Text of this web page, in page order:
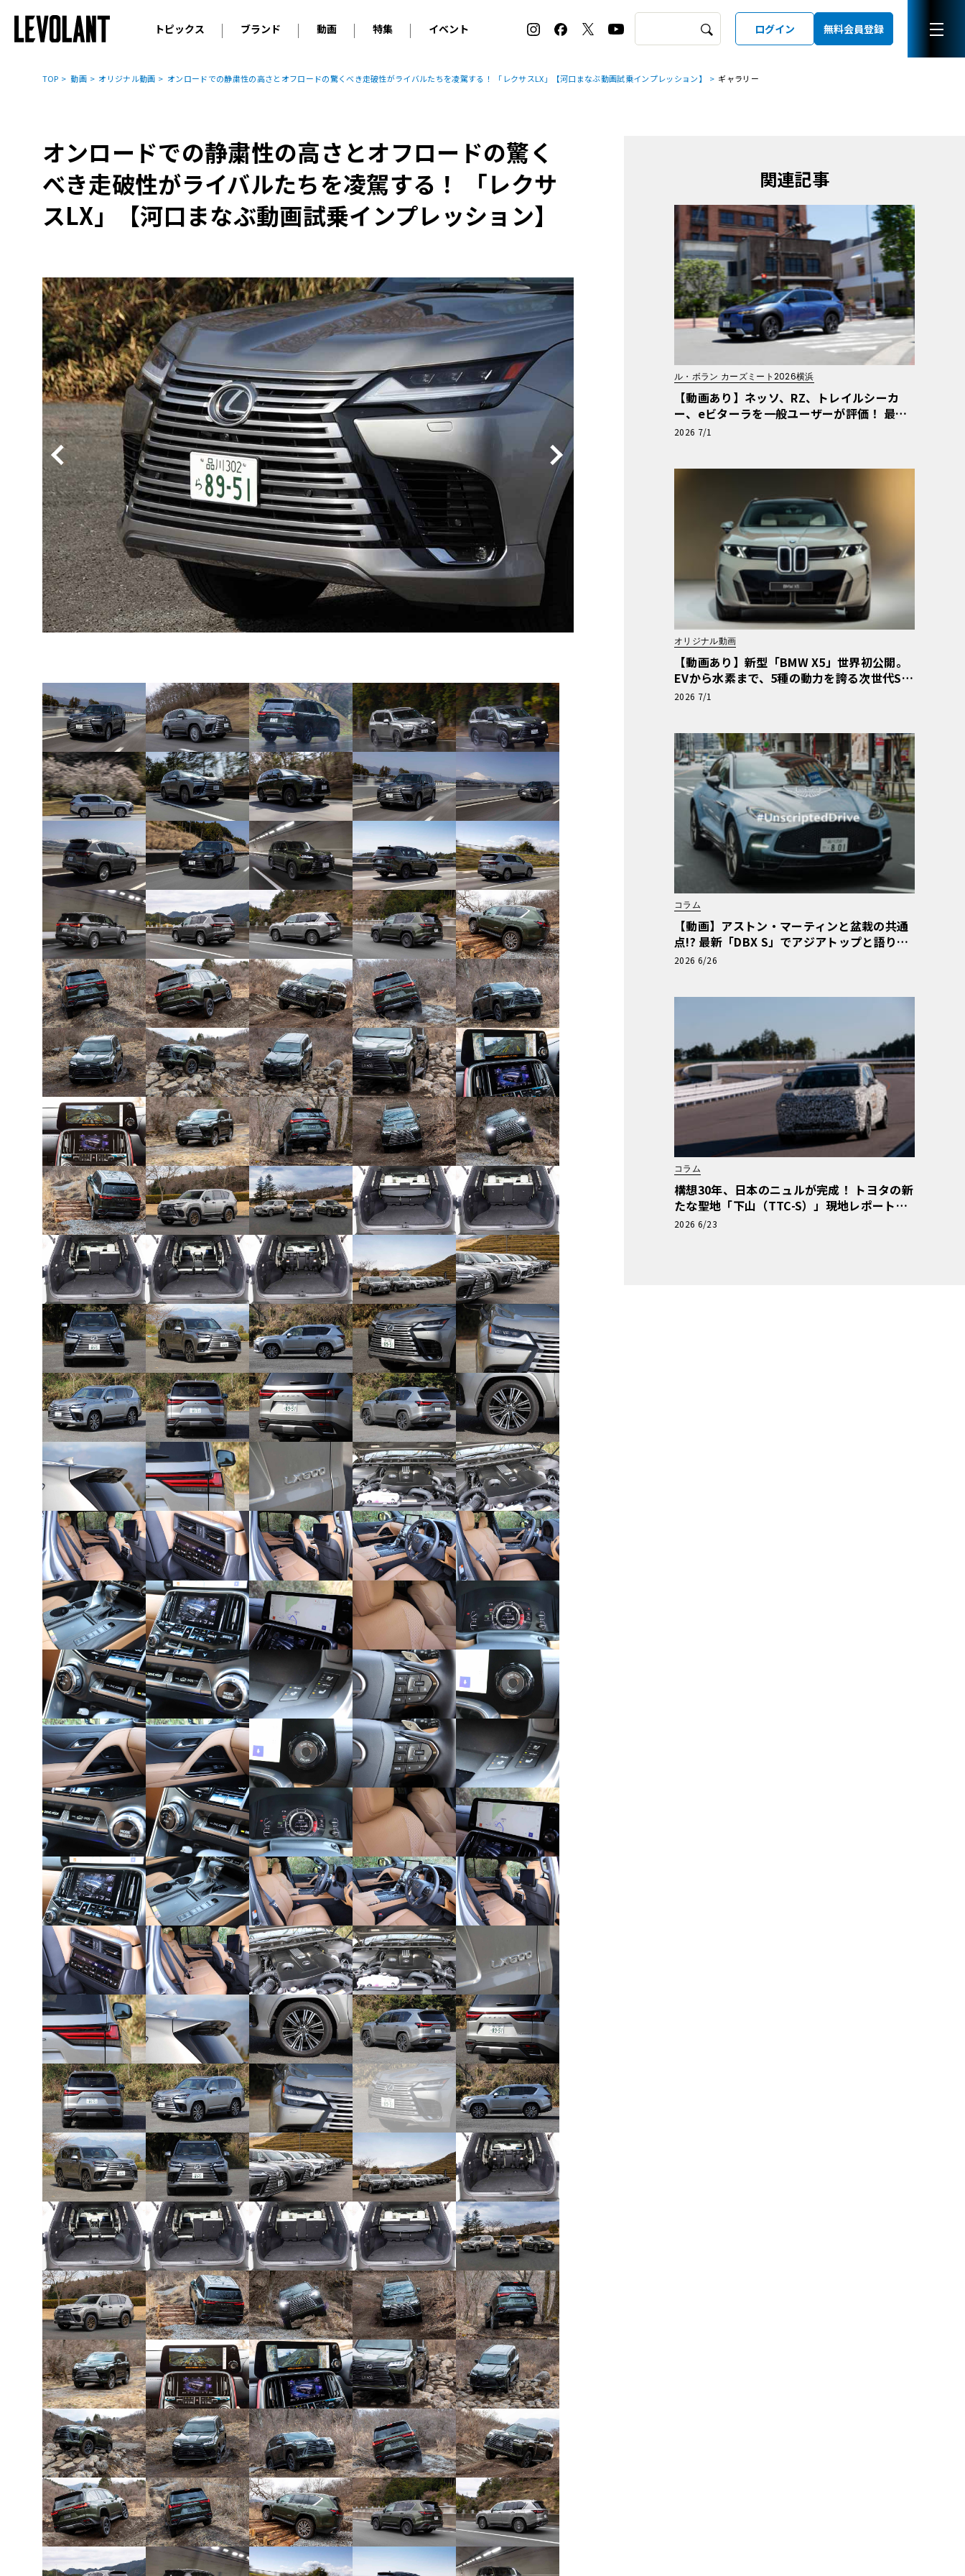
トピックス
ニュース
コラム
ブランド
輸入車 アウディ BMW
アルピナ
プジョー
ルノー
アバルト
アルファ・ロメオ
フィアット
ランボルギーニ
マセラティ
アストン・マーティン
ベントレー
ケータハム
ジャガー
ボルボ
キャデラック
シボレー
ジープ
テスラ
ヒョンデ
BYD
国産車 レクサス トヨタ
ホンダ
三菱
ダイハツ
スズキ
光岡
その他
動画
オリジナル動画
特集
2026 サマータイヤ＆ホイール バイヤーズガイド
ホイールカタログ
タイヤ特集
イベント
ル・ボラン カーズ・ミート2026横浜
EV:LIFE KOBE 2025
ル・ボラン カーズ・ミート2025横浜
ログイン 無料会員登録
TOP 動画 オリジナル動画 オンロードでの静粛性の高さとオフロードの驚くべき走破性がライバルたちを凌駕する！ 「レクサスLX」【河口まなぶ動画試乗インプレッション】 ギャラリー
オンロードでの静粛性の高さとオフロードの驚く
べき走破性がライバルたちを凌駕する！ 「レクサ
スLX」【河口まなぶ動画試乗インプレッション】
関連記事
ル・ボラン カーズミート2026横浜
【動画あり】ネッソ、RZ、トレイルシーカ
ー、eビターラを一般ユーザーが評価！ 最新
電動車体験試乗レポート【ル・ボラン カーズ
2026 7/1
オリジナル動画
【動画あり】新型「BMW X5」世界初公開。
EVから水素まで、5種の動力を誇る次世代SA
Vの実車を最速チェック
2026 7/1
コラム
【動画】アストン・マーティンと盆栽の共通
点!? 最新「DBX S」でアジアトップと語り合
う東京ドライブ【渡辺慎太郎のツベコベイワ
2026 6/26
コラム
構想30年、日本のニュルが完成！ トヨタの新
たな聖地「下山（TTC-S）」現地レポート＆
新型レクサスTZ
2026 6/23